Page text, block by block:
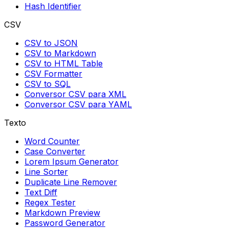
Hash Identifier
CSV
CSV to JSON
CSV to Markdown
CSV to HTML Table
CSV Formatter
CSV to SQL
Conversor CSV para XML
Conversor CSV para YAML
Texto
Word Counter
Case Converter
Lorem Ipsum Generator
Line Sorter
Duplicate Line Remover
Text Diff
Regex Tester
Markdown Preview
Password Generator